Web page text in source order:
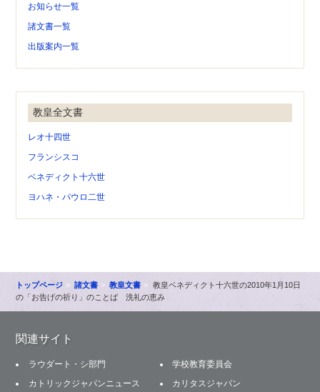
お知らせ一覧
諸文書一覧
出版案内一覧
教皇全文書
レオ十四世
フランシスコ
ベネディクト十六世
ヨハネ・パウロ二世
トップページ 諸文書 教皇文書
教皇ベネディクト十六世の2010年1月10日
の「お告げの祈り」のことば 洗礼の恵み
関連サイト
ラウダート・シ部門
学校教育委員会
カトリックジャパンニュース
カリタスジャパン